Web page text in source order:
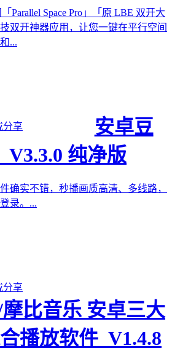
Parallel Space Pro」「原 LBE 双开大
双开神器应用，让您一键在平行空间
...
分享
安卓豆
纯净版
确实不错，秒播画质高清、多线路，
录。...
分享
比音乐 安卓三大
播放软件_V1.4.8